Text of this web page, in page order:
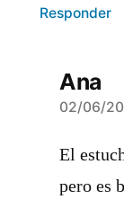
Responder
Ana
dice:
02/06/
El
pero es